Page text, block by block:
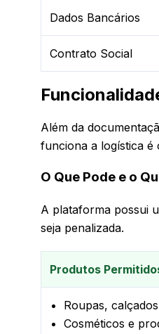
Dados Bancários
Contrato Social
Além da
funciona a logística é
O Que Pode e o
A plataforma possui
seja penalizada.
Produtos
Roupas,
Cosméticos e